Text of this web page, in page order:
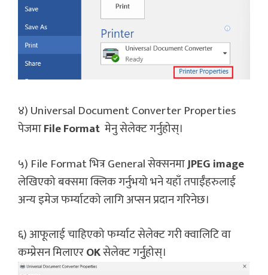
४) Universal Document Converter Properties
पेजमाFile Format मेनु सेलेक्ट गर्नुहोस्।
५) File Format भित्र General सेक्सनमाJPEG image
लेखिएको बक्समा क्लिक गर्नुभयो भने यहाँ तपाईँहरुलाई
अन्य इमेज फर्म्याटको लागि अप्सन प्रदान गरिनेछ।
६) आफूलाई चाहिएको फर्म्याट सेलेक्ट गरी क्वालिटि वा
कम्प्रेसन मिलाएरOKसेलेक्ट गर्नुुहोस्।